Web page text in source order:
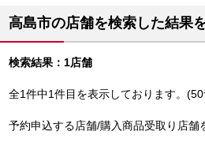
高島市の店舗を検索した結果
検索結果：1店舗
全1件中1件目を表示しております。
予約申込する店舗/購入商品受取り店舗